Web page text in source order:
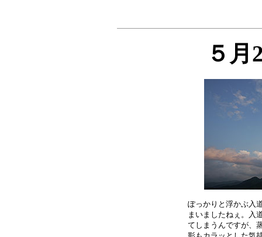
５月
ぽっかりと浮かぶ入
まいましたねぇ。入
てしまうんですが、